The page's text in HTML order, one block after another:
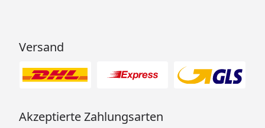
Versand
Akzeptierte Zahlungsarten